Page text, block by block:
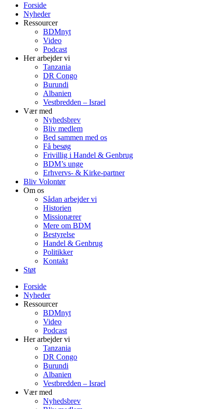
Forside
Nyheder
Ressourcer
BDMnyt
Video
Podcast
Her arbejder vi
Tanzania
DR Congo
Burundi
Albanien
Vestbredden – Israel
Vær med
Nyhedsbrev
Bliv medlem
Bed sammen med os
Få besøg
Frivillig i Handel & Genbrug
BDM’s unge
Erhvervs- & Kirke-partner
Bliv Volontør
Om os
Sådan arbejder vi
Historien
Missionærer
Mere om BDM
Bestyrelse
Handel & Genbrug
Politikker
Kontakt
Støt
Forside
Nyheder
Ressourcer
BDMnyt
Video
Podcast
Her arbejder vi
Tanzania
DR Congo
Burundi
Albanien
Vestbredden – Israel
Vær med
Nyhedsbrev